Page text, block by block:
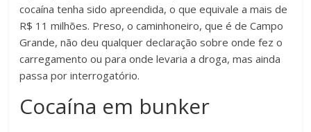
cocaína tenha sido apreendida, o que equivale a mais de
R$ 11 milhões. Preso, o caminhoneiro, que é de Campo
Grande, não deu qualquer declaração sobre onde fez o
carregamento ou para onde levaria a droga, mas ainda
passa por interrogatório.
Cocaína em bunker